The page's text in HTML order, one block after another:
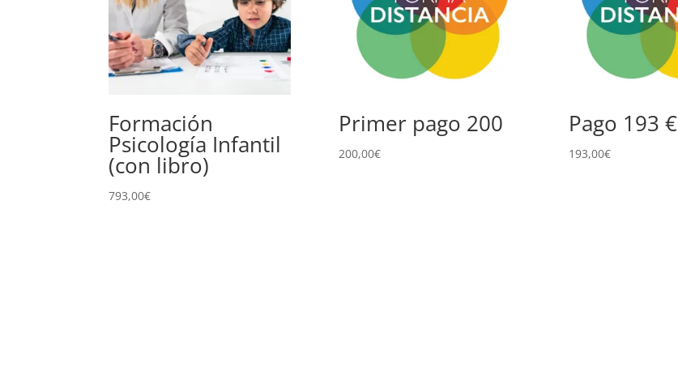
Formación
Psicología Infantil
(con libro)
793,00€
Primer pago 200
200,00€
Pago 193 €
193,00€